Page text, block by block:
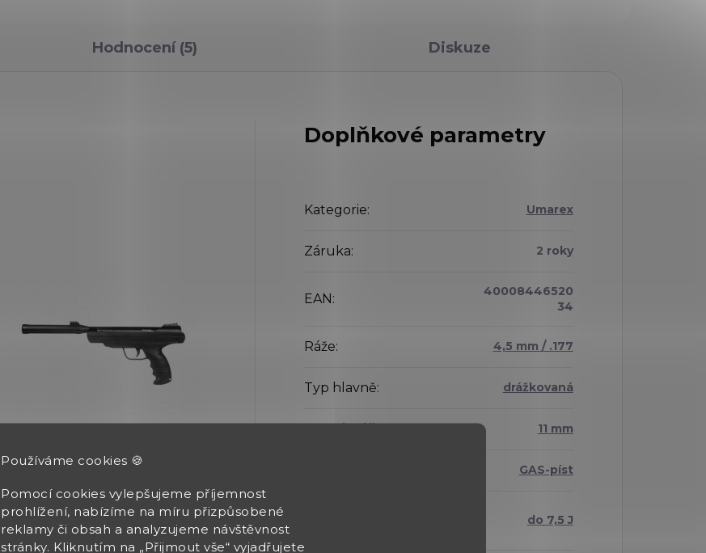
Používáme cookies 🍪
Pomocí cookies vylepšujeme příjemnost
prohlížení, nabízíme na míru přizpůsobené
reklamy či obsah a analyzujeme návštěvnost
stránky. Kliknutím na „Přijmout vše“ vyjadřujete
Hodnocení (5) Diskuze
Doplňkové parametry
Kategorie: Umarex
Záruka: 2 roky
EAN:
40008446520
34
Ráže: 4,5 mm / .177
Typ hlavně: drážkovaná
Montážní lišta: 11 mm
GAS-píst
do 7,5 J